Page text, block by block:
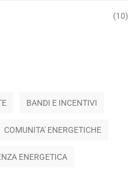
(10)
BANDI E INCENTIVI
COMUNITA' ENERGETICHE
ENERGETICA